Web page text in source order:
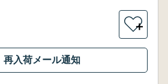
＋
再入荷メール通知